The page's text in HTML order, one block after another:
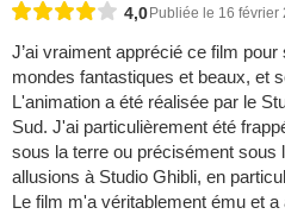
4,0 Publiée le 16 février
J’ai vraiment apprécié ce film
mondes fantastiques et beaux, et
L'animation a été réalisée par le
Sud. J'ai particulièrement été
sous la terre ou précisément sous
allusions à Studio Ghibli, en
Le film m'a véritablement ému et